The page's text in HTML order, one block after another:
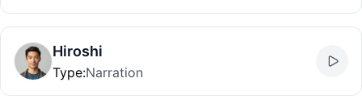
Hiroshi
Type:Narration